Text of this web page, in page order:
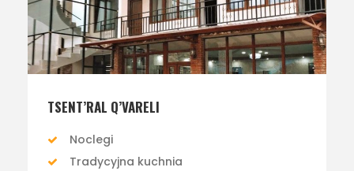
TSENT’RAL Q’VARELI
Noclegi
Tradycyjna kuchnia